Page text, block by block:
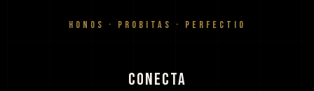
HONOS · PROBITAS · PERFECTIO
CONECTA